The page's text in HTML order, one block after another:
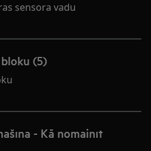
sensora vadu
(5)
- Kā nomainīt